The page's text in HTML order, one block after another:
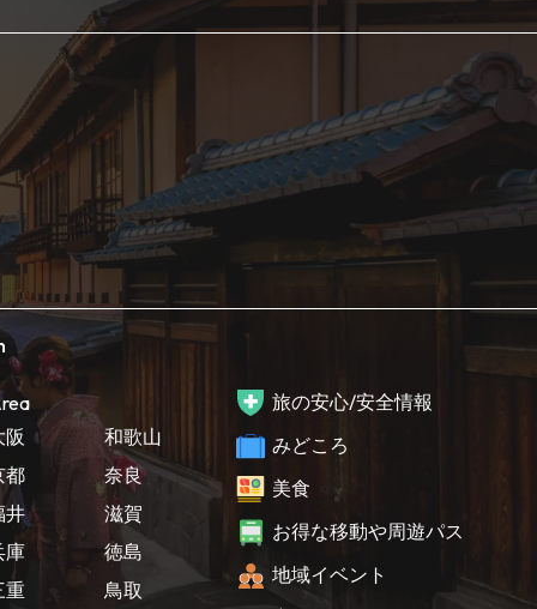
阪
都
井
庫
重
和歌山
奈良
滋賀
徳島
鳥取
旅の安心/安全情報
みどころ
美食
お得な移動や周遊パス
地域イベント